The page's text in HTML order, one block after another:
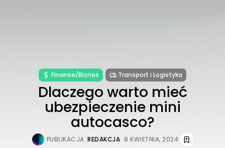
Finanse/Biznes Transport i Logistyka
Dlaczego warto mieć
ubezpieczenie mini
autocasco?
PUBLIKACJA: REDAKCJA 8 KWIETNIA, 2024